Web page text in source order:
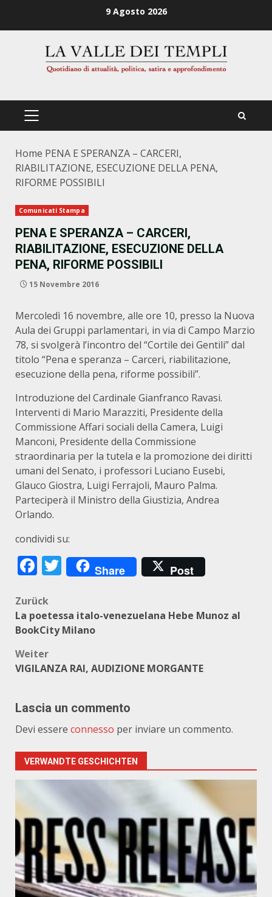
9 Agosto 2026
PRIMÄRES
Home PENA E SPERANZA – CARCERI,
RIABILITAZIONE, ESECUZIONE DELLA PENA,
RIFORME POSSIBILI
Comunicati Stampa
PENA E SPERANZA – CARCERI,
RIABILITAZIONE, ESECUZIONE DELLA
PENA, RIFORME POSSIBILI
15 Novembre 2016
Mercoledì 16 novembre, alle ore 10, presso la Nuova
Aula dei Gruppi parlamentari, in via di Campo Marzio
78, si svolgerà l’incontro del “Cortile dei Gentili” dal
titolo “Pena e speranza – Carceri, riabilitazione,
esecuzione della pena, riforme possibili”.
Introduzione del Cardinale Gianfranco Ravasi.
Interventi di Mario Marazziti, Presidente della
Commissione Affari sociali della Camera, Luigi
Manconi, Presidente della Commissione
straordinaria per la tutela e la promozione dei diritti
umani del Senato, i professori Luciano Eusebi,
Glauco Giostra, Luigi Ferrajoli, Mauro Palma.
Parteciperà il Ministro della Giustizia, Andrea
Orlando.
condividi su:
Facebook
Twitter
Share Post
Beitragsnavigation
Zurück
La poetessa italo-venezuelana Hebe Munoz al
BookCity Milano
Weiter
VIGILANZA RAI, AUDIZIONE MORGANTE
Lascia un commento
Devi essere connesso per inviare un commento.
VERWANDTE GESCHICHTEN